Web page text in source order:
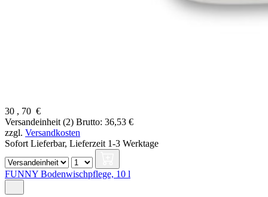
30 , 70 €
Versandeinheit (2) Brutto: 36,53 €
zzgl. Versandkosten
Sofort Lieferbar, Lieferzeit 1-3 Werktage
FUNNY Bodenwischpflege, 10 l